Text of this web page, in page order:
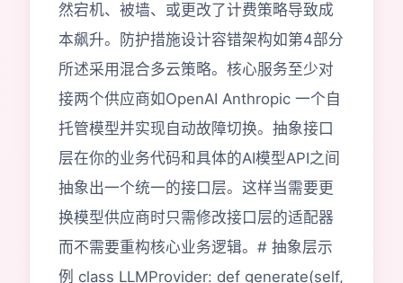
然宕机、被墙、或更改了计费策略导致成
本飙升。防护措施设计容错架构如第4部分
所述采用混合多云策略。核心服务至少对
接两个供应商如OpenAI Anthropic 一个自
托管模型并实现自动故障切换。抽象接口
层在你的业务代码和具体的AI模型API之间
抽象出一个统一的接口层。这样当需要更
换模型供应商时只需修改接口层的适配器
而不需要重构核心业务逻辑。# 抽象层示
例 class LLMProvider: def generate(self,